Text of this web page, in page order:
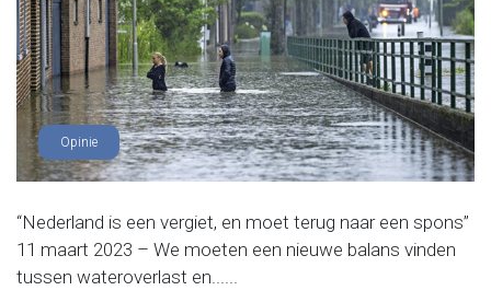
Opinie
“Nederland is een vergiet, en moet terug naar een spons”
11 maart 2023 – We moeten een nieuwe balans vinden
tussen wateroverlast en......